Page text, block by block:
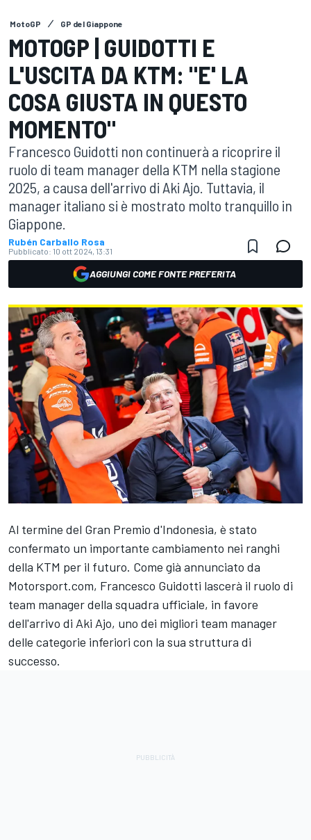
MotoGP GP del Giappone
MOTOGP | GUIDOTTI E
L'USCITA DA KTM: "E' LA
COSA GIUSTA IN QUESTO
MOMENTO"
Francesco Guidotti non continuerà a ricoprire il
ruolo di team manager della KTM nella stagione
2025, a causa dell'arrivo di Aki Ajo. Tuttavia, il
manager italiano si è mostrato molto tranquillo in
Giappone.
Rubén Carballo Rosa
Pubblicato: 10 ott 2024, 13:31
AGGIUNGI COME FONTE PREFERITA
Al termine del Gran Premio d'Indonesia, è stato
confermato un importante cambiamento nei ranghi
della KTM per il futuro. Come già annunciato da
Motorsport.com, Francesco Guidotti lascerà il ruolo di
team manager della squadra ufficiale, in favore
dell'arrivo di Aki Ajo, uno dei migliori team manager
delle categorie inferiori con la sua struttura di
successo.